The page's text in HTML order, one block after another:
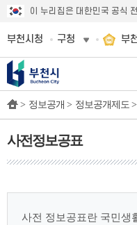
이 누리집은 대한민국 공식
부천시청 구청 부
> 정보공개 > 정보공개제도 >
사전정보공표
사전 정보공표란 국민생